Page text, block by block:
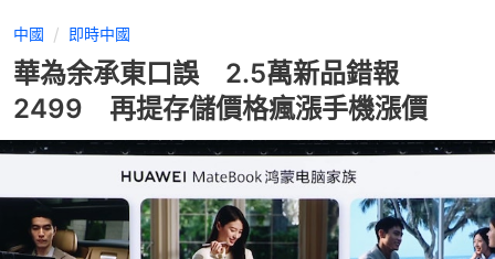
中國 即時中國
華為余承東口誤 2.5萬新品錯報
2499 再提存儲價格瘋漲手機漲價